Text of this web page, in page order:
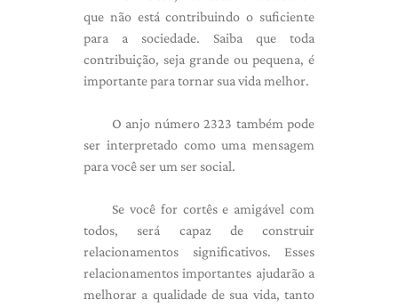
que não está contribuindo o suficiente
para a sociedade. Saiba que toda
contribuição, seja grande ou pequena, é
importante para tornar sua vida melhor.
O anjo número 2323 também pode
ser interpretado como uma mensagem
para você ser um ser social.
Se você for cortês e amigável com
todos, será capaz de construir
relacionamentos significativos. Esses
relacionamentos importantes ajudarão a
melhorar a qualidade de sua vida, tanto